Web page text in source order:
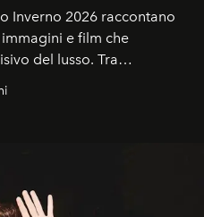
Inverno 2026 raccontano
e film che
del lusso. Tra
della cultura
d'autore, le maison
e desiderio.